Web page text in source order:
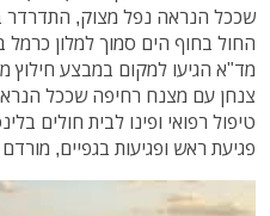
החול בחוף הים סמוך למלון
מד"א הגיעו למקום במבצע חילוץ
צנחן עם מצנח רחיפה שככל
פגיעת ראש ופגיעות בגפיים,